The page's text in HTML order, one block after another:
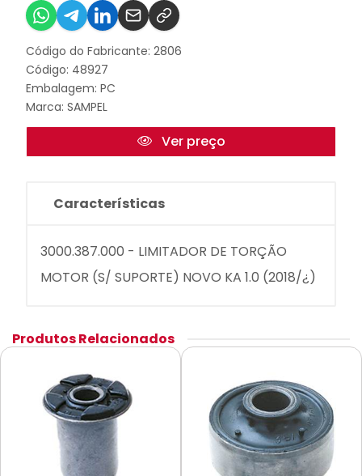
Código do Fabricante: 2806
Código: 48927
Embalagem: PC
Marca: SAMPEL
Ver preço
Características
3000.387.000 - LIMITADOR DE TORÇÃO
MOTOR (S/ SUPORTE) NOVO KA 1.0 (2018/¿)
Produtos Relacionados